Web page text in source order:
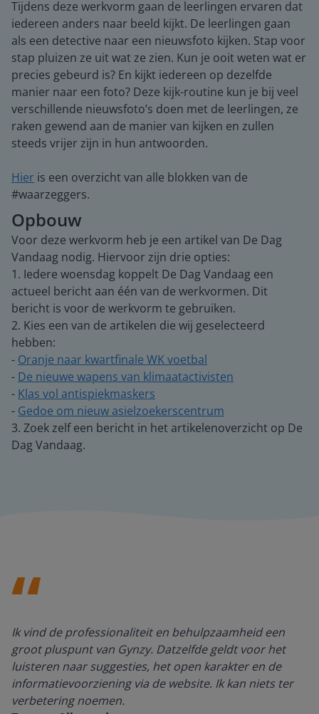
Tijdens deze werkvorm gaan de leerlingen ervaren dat
iedereen anders naar beeld kijkt. De leerlingen gaan
als een detective naar een nieuwsfoto kijken. Stap voor
stap pluizen ze uit wat ze zien. Kun je ooit weten wat er
precies gebeurd is? En kijkt iedereen op dezelfde
manier naar een foto? Deze kijk-routine kun je bij veel
verschillende nieuwsfoto’s doen met de leerlingen, ze
raken gewend aan de manier van kijken en zullen
steeds vrijer zijn in hun antwoorden.
Hier is een overzicht van alle blokken van de
#waarzeggers.
Opbouw
Voor deze werkvorm heb je een artikel van De Dag
Vandaag nodig. Hiervoor zijn drie opties:
1. Iedere woensdag koppelt De Dag Vandaag een
actueel bericht aan één van de werkvormen. Dit
bericht is voor de werkvorm te gebruiken.
2. Kies een van de artikelen die wij geselecteerd
hebben:
- Oranje naar kwartfinale WK voetbal
- De nieuwe wapens van klimaatactivisten
- Klas vol antispiekmaskers
- Gedoe om nieuw asielzoekerscentrum
3. Zoek zelf een bericht in het artikelenoverzicht op De
Dag Vandaag.
Ik vind de professionaliteit en behulpzaamheid een
groot pluspunt van Gynzy. Datzelfde geldt voor het
luisteren naar suggesties, het open karakter en de
informatievoorziening via de website. Ik kan niets ter
verbetering noemen.